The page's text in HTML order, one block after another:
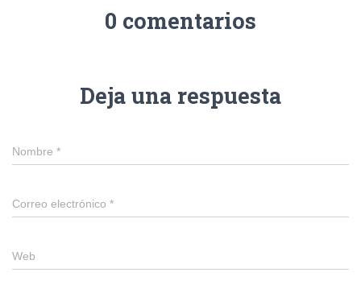
0 comentarios
Deja una respuesta
Nombre *
Correo electrónico *
Web